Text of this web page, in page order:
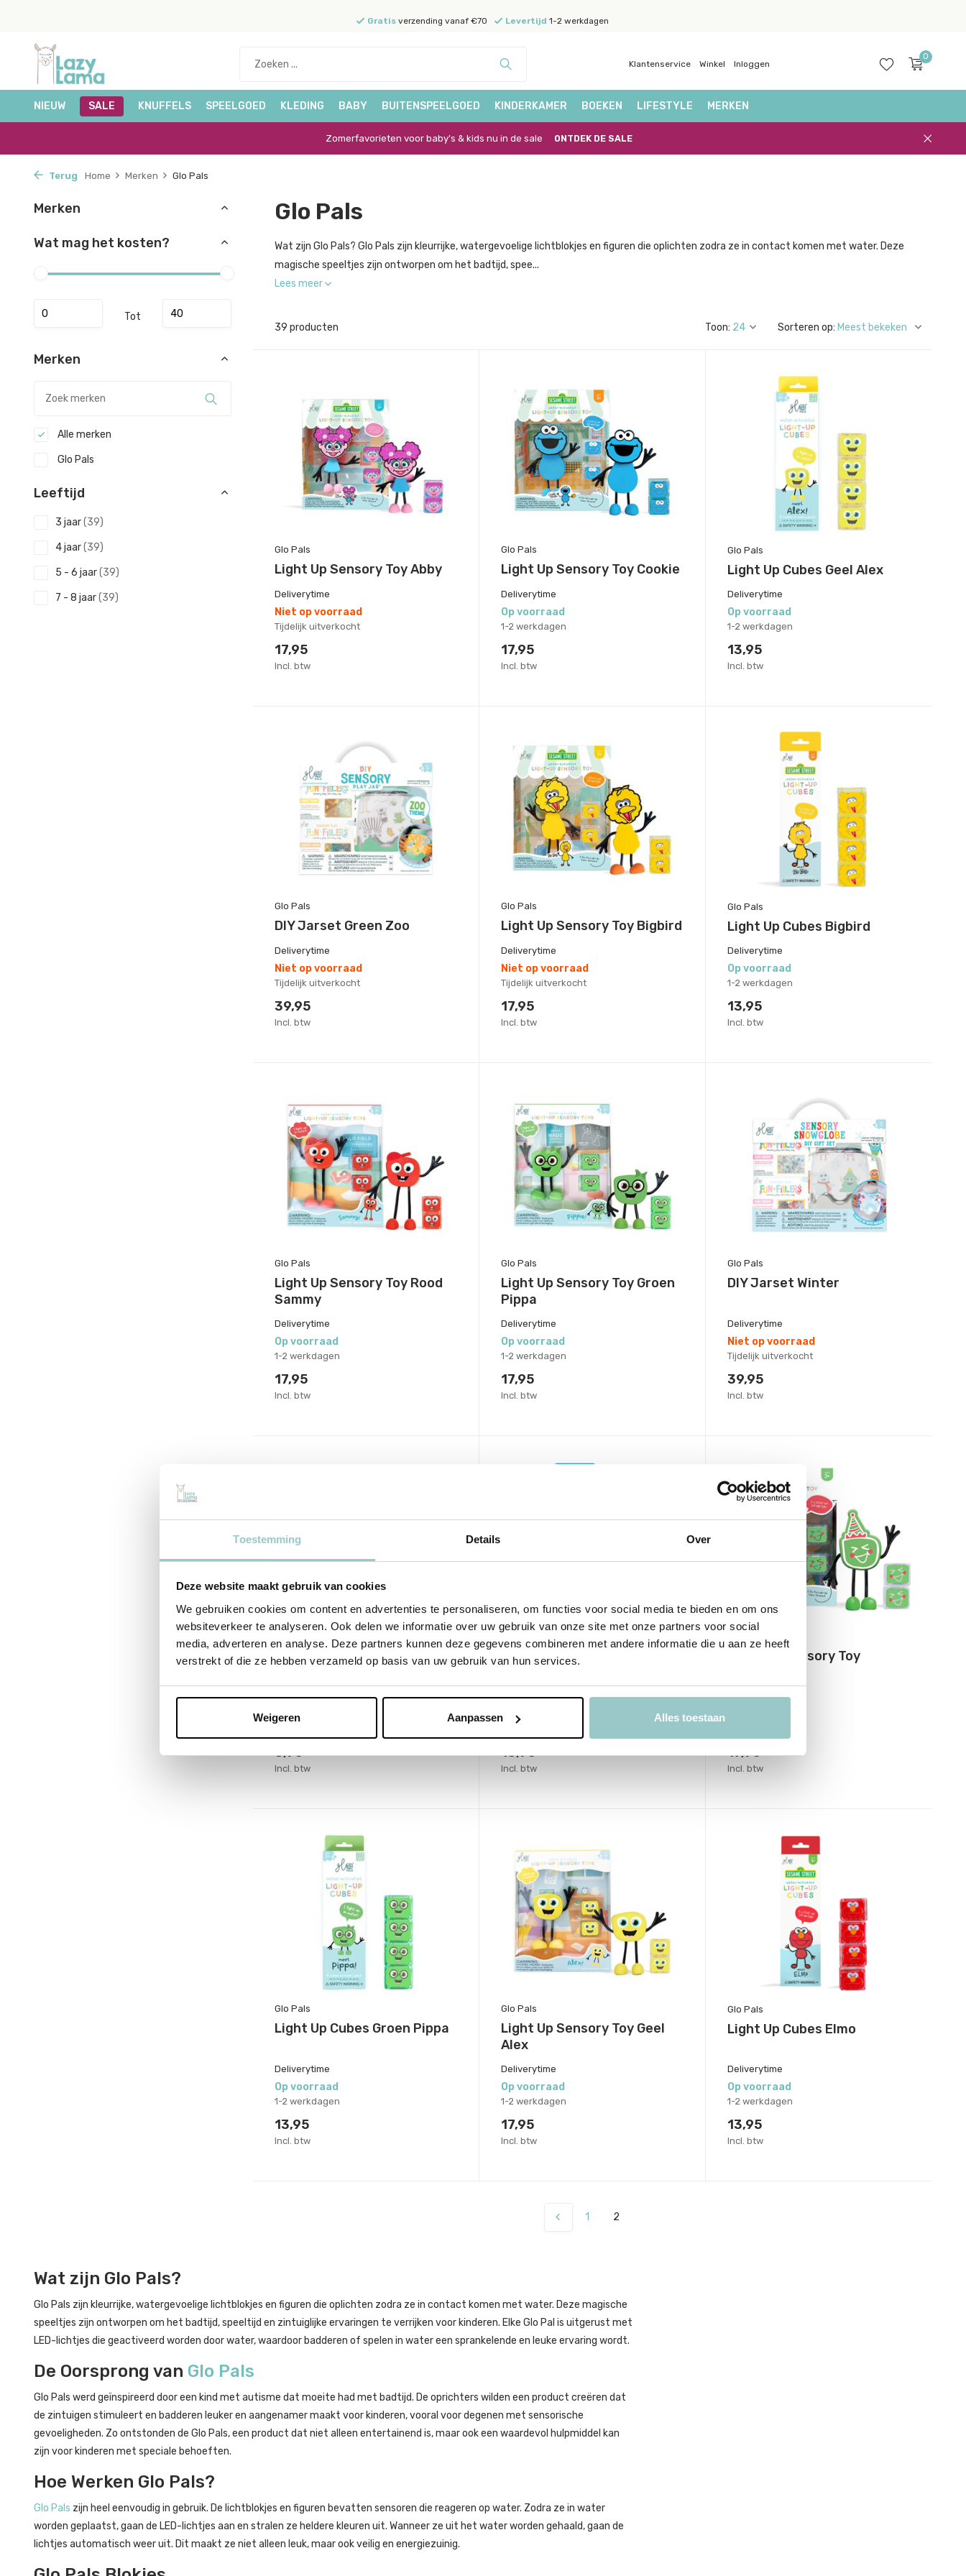
Toestemming Details Over
Deze website maakt gebruik van cookies
We gebruiken cookies om content en advertenties te personaliseren, om functies voor social media te bieden en om ons
websiteverkeer te analyseren. Ook delen we informatie over uw gebruik van onze site met onze partners voor social
media, adverteren en analyse. Deze partners kunnen deze gegevens combineren met andere informatie die u aan ze heeft
verstrekt of die ze hebben verzameld op basis van uw gebruik van hun services.
Weigeren Aanpassen Alles toestaan
Gratisverzending vanaf €70 Levertijd 1-2 werkdagen
Klantenservice Winkel Inloggen
0
NIEUW SALE KNUFFELS SPEELGOED KLEDING BABY BUITENSPEELGOED KINDERKAMER BOEKEN LIFESTYLE MERKEN
Zomerfavorieten voor baby's & kids nu in de sale ONTDEK DE SALE
Terug Home Merken Glo Pals
Merken
Wat mag het kosten?
Tot
Merken
Alle merken
Glo Pals
Leeftijd
3 jaar(39)
4 jaar(39)
5 - 6 jaar(39)
7 - 8 jaar(39)
Glo Pals
Wat zijn Glo Pals? Glo Pals zijn kleurrijke, watergevoelige lichtblokjes en figuren die oplichten zodra ze in contact komen met water. Deze
magische speeltjes zijn ontworpen om het badtijd, spee...
Lees meer
39 producten Toon: Sorteren op:
Glo Pals
Light Up Sensory Toy Abby
Deliverytime
Niet op voorraad
Tijdelijk uitverkocht
17,95
Incl. btw
Glo Pals
Light Up Sensory Toy Cookie
Deliverytime
Op voorraad
1-2 werkdagen
17,95
Incl. btw
Glo Pals
Light Up Cubes Geel Alex
Deliverytime
Op voorraad
1-2 werkdagen
13,95
Incl. btw
Glo Pals
DIY Jarset Green Zoo
Deliverytime
Niet op voorraad
Tijdelijk uitverkocht
39,95
Incl. btw
Glo Pals
Light Up Sensory Toy Bigbird
Deliverytime
Niet op voorraad
Tijdelijk uitverkocht
17,95
Incl. btw
Glo Pals
Light Up Cubes Bigbird
Deliverytime
Op voorraad
1-2 werkdagen
13,95
Incl. btw
Glo Pals
Light Up Sensory Toy Rood
Sammy
Deliverytime
Op voorraad
1-2 werkdagen
17,95
Incl. btw
Glo Pals
Light Up Sensory Toy Groen
Pippa
Deliverytime
Op voorraad
1-2 werkdagen
17,95
Incl. btw
Glo Pals
DIY Jarset Winter
Deliverytime
Niet op voorraad
Tijdelijk uitverkocht
39,95
Incl. btw
Glo Pals
Funfillers ABC123
Deliverytime
Op voorraad
8,95
Incl. btw
Glo Pals
Light Up Cubes Cookie
Deliverytime
Niet op voorraad
13,95
Incl. btw
Light Up Sensory Toy
Deliverytime
17,95
Incl. btw
Glo Pals
Light Up Cubes Groen Pippa
Deliverytime
Op voorraad
1-2 werkdagen
13,95
Incl. btw
Glo Pals
Light Up Sensory Toy Geel
Alex
Deliverytime
Op voorraad
1-2 werkdagen
17,95
Incl. btw
Glo Pals
Light Up Cubes Elmo
Deliverytime
Op voorraad
1-2 werkdagen
13,95
Incl. btw
1 2
Wat zijn Glo Pals?
Glo Pals zijn kleurrijke, watergevoelige lichtblokjes en figuren die oplichten zodra ze in contact komen met water. Deze magische
speeltjes zijn ontworpen om het badtijd, speeltijd en zintuiglijke ervaringen te verrijken voor kinderen. Elke Glo Pal is uitgerust met
LED-lichtjes die geactiveerd worden door water, waardoor badderen of spelen in water een sprankelende en leuke ervaring wordt.
De Oorsprong van Glo Pals
Glo Pals werd geïnspireerd door een kind met autisme dat moeite had met badtijd. De oprichters wilden een product creëren dat
de zintuigen stimuleert en badderen leuker en aangenamer maakt voor kinderen, vooral voor degenen met sensorische
gevoeligheden. Zo ontstonden de Glo Pals, een product dat niet alleen entertainend is, maar ook een waardevol hulpmiddel kan
zijn voor kinderen met speciale behoeften.
Hoe Werken Glo Pals?
Glo Pals zijn heel eenvoudig in gebruik. De lichtblokjes en figuren bevatten sensoren die reageren op water. Zodra ze in water
worden geplaatst, gaan de LED-lichtjes aan en stralen ze heldere kleuren uit. Wanneer ze uit het water worden gehaald, gaan de
lichtjes automatisch weer uit. Dit maakt ze niet alleen leuk, maar ook veilig en energiezuinig.